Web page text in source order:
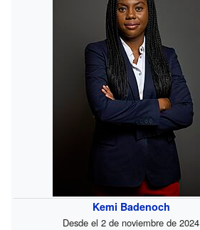
Kemi Badenoch
Desde el 2 de noviembre de 2024